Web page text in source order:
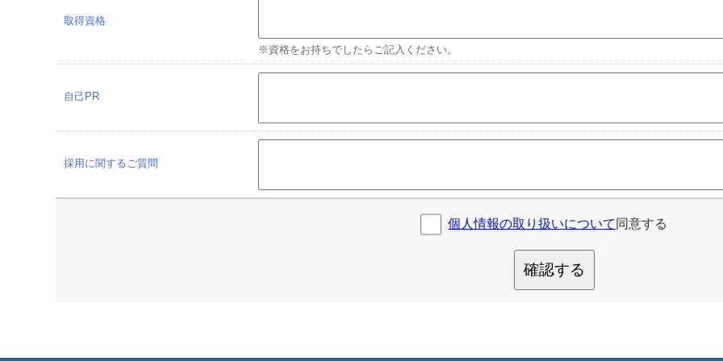
取得資格
※資格をお持ちでしたらご記入ください。
自己PR
採用に関するご質問
個人情報の取り扱いについて 同意する
確認する